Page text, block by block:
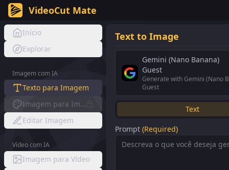
VideoCut Mate
Início
Explorar
Imagem com IA
Texto para Imagem
Imagem para Imagem
Editar Imagem
Vídeo com IA
Imagem para Vídeo
Text to Image
Gemini (Nano Banana)
Guest
Generate with Gemini (Nano
Guest
Text
Prompt (Required)